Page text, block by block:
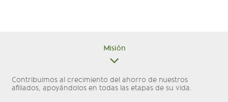
Misión
Contribuimos al crecimiento del ahorro de nuestros
afiliados, apoyándolos en todas las etapas de su vida.